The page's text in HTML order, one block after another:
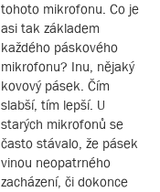
tohoto mikrofonu. Co je
asi tak základem
každého páskového
mikrofonu? Inu, nějaký
kovový pásek. Čím
slabší, tím lepší. U
starých mikrofonů se
často stávalo, že pásek
vinou neopatrného
zacházení, či dokonce